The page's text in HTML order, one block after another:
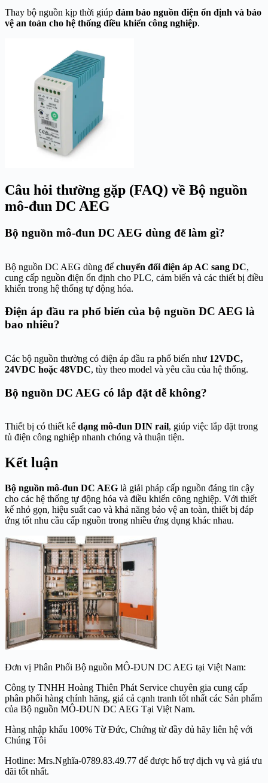
Thay bộ nguồn kịp thời giúp đảm bảo nguồn điện ổn định và bảo
vệ an toàn cho hệ thống điều khiển công nghiệp.
Câu hỏi thường gặp (FAQ) về Bộ nguồn
mô-đun DC AEG
Bộ nguồn mô-đun DC AEG dùng để làm gì?
Bộ nguồn DC AEG dùng để chuyển đổi điện áp AC sang DC,
cung cấp nguồn điện ổn định cho PLC, cảm biến và các thiết bị điều
khiển trong hệ thống tự động hóa.
Điện áp đầu ra phổ biến của bộ nguồn DC AEG là
bao nhiêu?
Các bộ nguồn thường có điện áp đầu ra phổ biến như 12VDC,
24VDC hoặc 48VDC, tùy theo model và yêu cầu của hệ thống.
Bộ nguồn DC AEG có lắp đặt dễ không?
Thiết bị có thiết kế dạng mô-đun DIN rail, giúp việc lắp đặt trong
tủ điện công nghiệp nhanh chóng và thuận tiện.
Kết luận
Bộ nguồn mô-đun DC AEG là giải pháp cấp nguồn đáng tin cậy
cho các hệ thống tự động hóa và điều khiển công nghiệp. Với thiết
kế nhỏ gọn, hiệu suất cao và khả năng bảo vệ an toàn, thiết bị đáp
ứng tốt nhu cầu cấp nguồn trong nhiều ứng dụng khác nhau.
Đơn vị Phân Phối Bộ nguồn MÔ-ĐUN DC AEG tại Việt Nam:
Công ty TNHH Hoàng Thiên Phát Service chuyên gia cung cấp
phân phối hàng chính hãng, giá cả cạnh tranh tốt nhất các Sản phẩm
của Bộ nguồn MÔ-ĐUN DC AEG Tại Việt Nam.
Hàng nhập khẩu 100% Từ Đức, Chứng từ đầy đủ hãy liên hệ với
Chúng Tôi
Hotline: Mrs.Nghĩa-0789.83.49.77 để được hổ trợ dịch vụ và giá ưu
đãi tốt nhất.